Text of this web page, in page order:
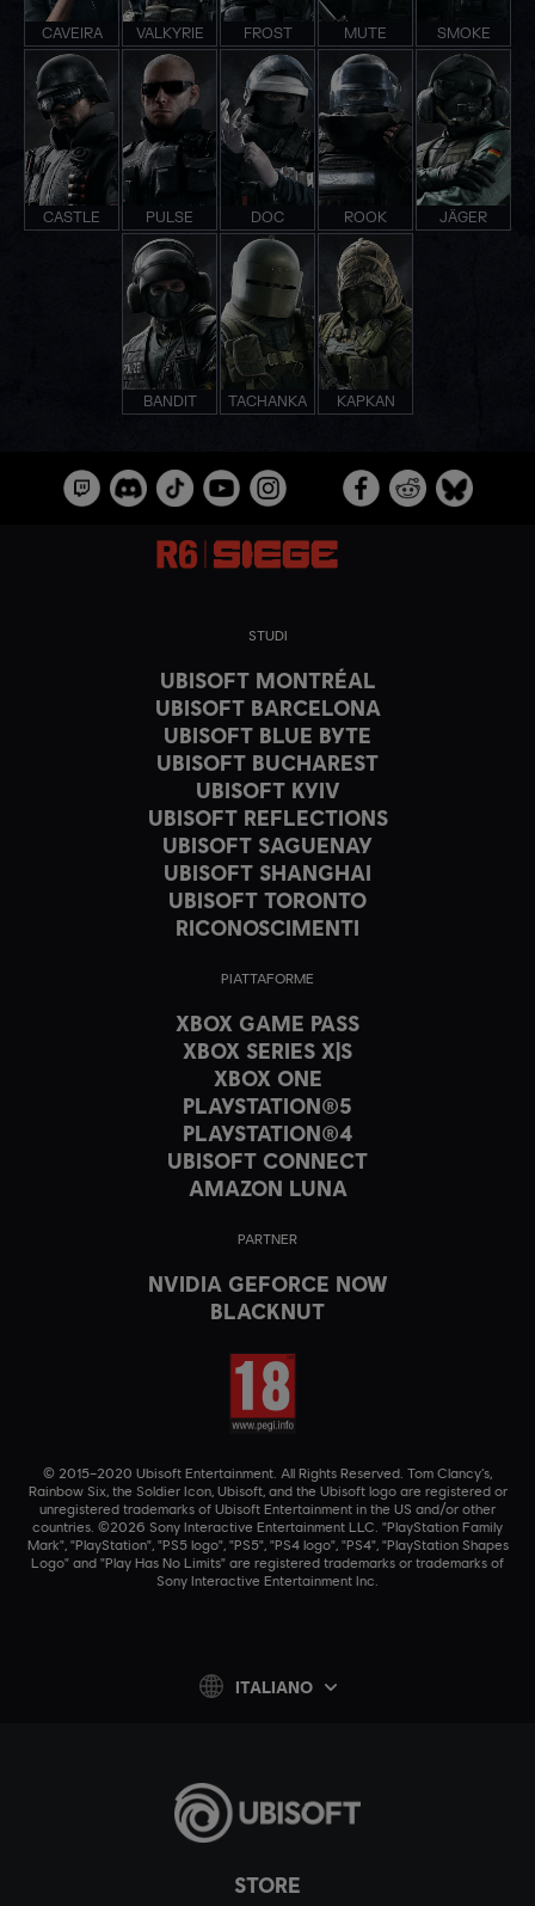
CAVEIRA VALKYRIE FROST MUTE SMOKE
CASTLE PULSE DOC ROOK JÄGER
BANDIT TACHANKA KAPKAN
STORE
STUDI
UBISOFT MONTRÉAL
UBISOFT BARCELONA
UBISOFT BLUE BYTE
UBISOFT BUCHAREST
UBISOFT KYIV
UBISOFT REFLECTIONS
UBISOFT SAGUENAY
UBISOFT SHANGHAI
UBISOFT TORONTO
RICONOSCIMENTI
PIATTAFORME
XBOX GAME PASS
XBOX SERIES X|S
XBOX ONE
PLAYSTATION®5
PLAYSTATION®4
UBISOFT CONNECT
AMAZON LUNA
PARTNER
NVIDIA GEFORCE NOW
BLACKNUT
© 2015–2020 Ubisoft Entertainment. All Rights Reserved. Tom Clancy’s,
Rainbow Six, the Soldier Icon, Ubisoft, and the Ubisoft logo are registered or
unregistered trademarks of Ubisoft Entertainment in the US and/or other
countries. ©2026 Sony Interactive Entertainment LLC. "PlayStation Family
Mark", "PlayStation", "PS5 logo", "PS5", "PS4 logo", "PS4", "PlayStation Shapes
Logo" and "Play Has No Limits" are registered trademarks or trademarks of
Sony Interactive Entertainment Inc.
ITALIANO